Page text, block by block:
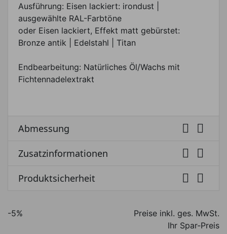
Ausführung: Eisen lackiert: irondust |
ausgewählte RAL-Farbtöne
oder Eisen lackiert, Effekt matt gebürstet:
Bronze antik | Edelstahl | Titan
Endbearbeitung: Natürliches Öl/Wachs mit
Fichtennadelextrakt
Abmessung  
Zusatzinformationen  
Produktsicherheit  
-5%
Preise inkl. ges. MwSt.
Ihr Spar-Preis